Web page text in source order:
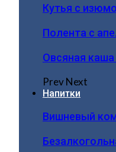
Кутья с
Полента с
Овсяная
PrevNext
Напитки
Вишневый